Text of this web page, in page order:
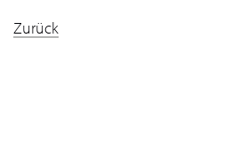
Zurück